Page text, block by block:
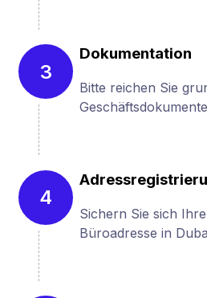
3
Dokumentation
Bitte reichen Sie
4
Sichern Sie sich
Büroadresse in